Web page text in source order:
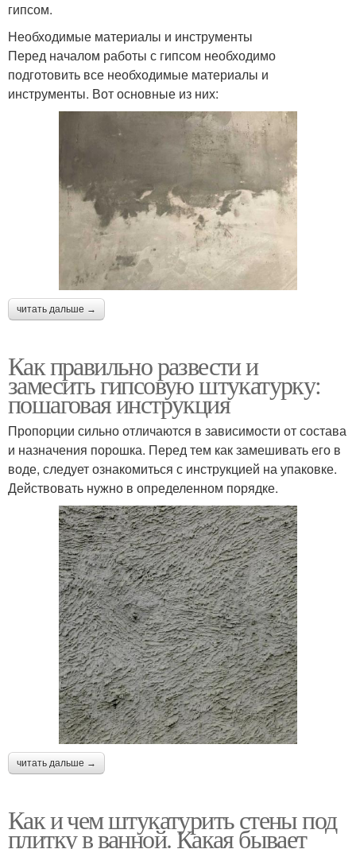
гипсом.
Необходимые материалы и инструменты
Перед началом работы с гипсом необходимо
подготовить все необходимые материалы и
инструменты. Вот основные из них:
читать дальше →
Как правильно развести и
замесить гипсовую штукатурку:
пошаговая инструкция
Пропорции сильно отличаются в зависимости от состава
и назначения порошка. Перед тем как замешивать его в
воде, следует ознакомиться с инструкцией на упаковке.
Действовать нужно в определенном порядке.
читать дальше →
Как и чем штукатурить стены под
плитку в ванной. Какая бывает